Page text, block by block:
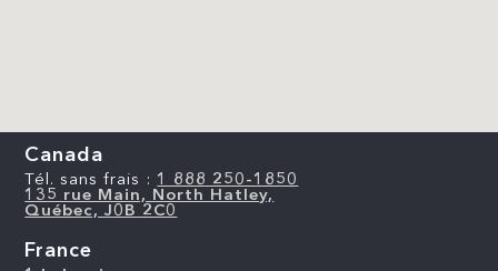
Canada
Tél. sans frais : 1 888 250-1850
135 rue Main, North Hatley,
Québec, J0B 2C0
France